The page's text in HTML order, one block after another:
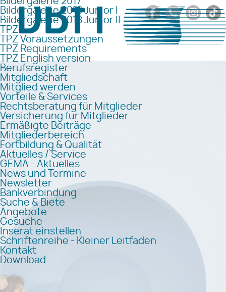
Bildergalerie 2018 Junior I
Bildergalerie 2018 Junior II
TPZ
TPZ Voraussetzungen
TPZ Requirements
TPZ English version
Berufsregister
Mitgliedschaft
Mitglied werden
Vorteile & Services
Rechtsberatung für Mitglieder
Versicherung für Mitglieder
Ermäßigte Beiträge
Mitgliederbereich
Fortbildung & Qualität
Aktuelles / Service
GEMA - Aktuelles
News und Termine
Newsletter
Bankverbindung
Suche & Biete
Angebote
Gesuche
Inserat einstellen
Schriftenreihe - Kleiner Leitfaden
Kontakt
Download